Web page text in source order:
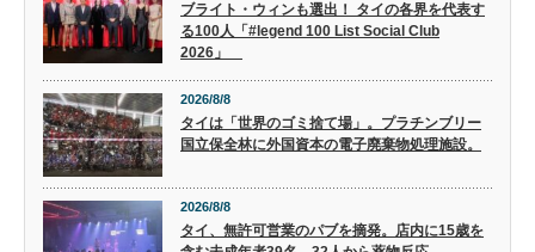
ブライト・ウィンも選出！ タイの各界を代表す
る100人「#legend 100 List Social Club
2026」
2026/8/8
タイは「世界のゴミ捨て場」。プラチンブリー
国立保全林に外国資本の電子廃棄物処理施設。
2026/8/8
タイ、無許可営業のパブを摘発。店内に15歳を